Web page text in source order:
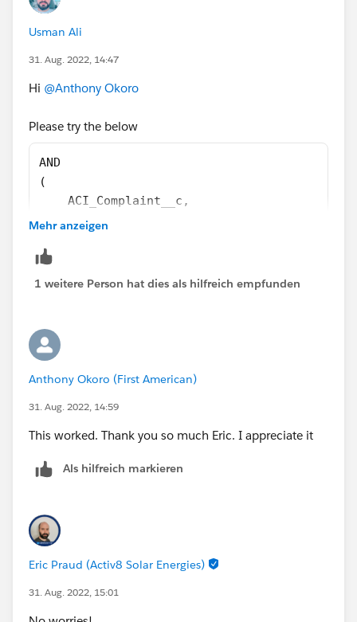
Usman Ali
31. Aug. 2022, 14:47
Hi @Anthony Okoro
Please try the below
AND
(
    ACI_Complaint__c,
    OR
ISBLANK(TEXT( Complaint_Reason__c
        ISBLANK(TEXT( Complaint_Level__c ))
Mehr anzeigen
1 weitere Person hat dies als hilfreich empfunden
Anthony Okoro (First American)
31. Aug. 2022, 14:59
This worked. Thank you so much Eric. I appreciate it
Als hilfreich markieren
Eric Praud (Activ8 Solar Energies)
31. Aug. 2022, 15:01